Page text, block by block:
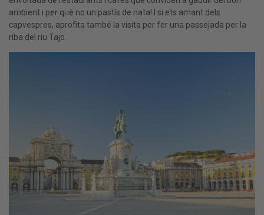
ambient i per què no un pastís de nata! I si ets amant dels
capvespres, aprofita també la visita per fer una passejada per la
riba del riu Tajo.